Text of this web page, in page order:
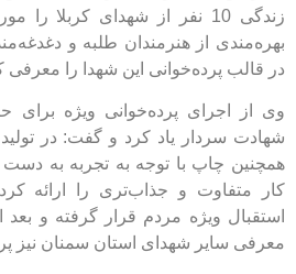
زندگی 10 نفر از شهدای کربلا را مورد
از هنرمندان طلبه و دغدغه‌مندان
پرده‌خوانی این شهدا را معرفی کنیم.
پرده‌خوانی ویژه برای حاج قاسم
یاد کرد و گفت: در تولید
با توجه به تجربه به دست آمده،
و جذاب‌تری را ارائه کردیم که
ویژه مردم قرار گرفته و بعد از آن
شهدای استان سمنان نیز پرده‌خوانی